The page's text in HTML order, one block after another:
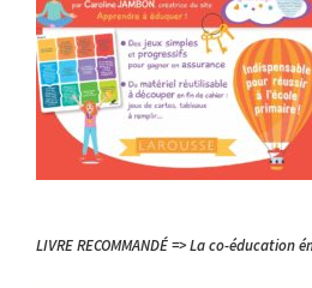
LIVRE RECOMMANDÉ => La co-